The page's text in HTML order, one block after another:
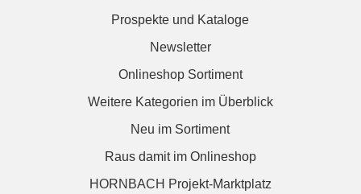
Prospekte und Kataloge
Newsletter
Onlineshop Sortiment
Weitere Kategorien im Überblick
Neu im Sortiment
Raus damit im Onlineshop
HORNBACH Projekt-Marktplatz